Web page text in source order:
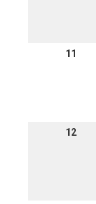
11
12